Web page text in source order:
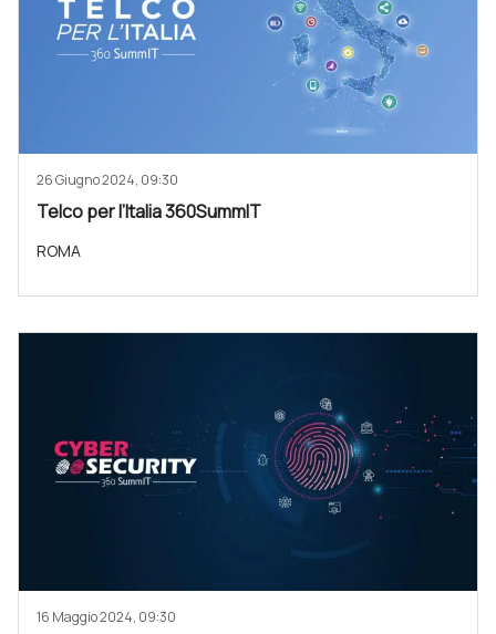
26 Giugno 2024, 09:30
Telco per l’Italia 360SummIT
ROMA
16 Maggio 2024, 09:30